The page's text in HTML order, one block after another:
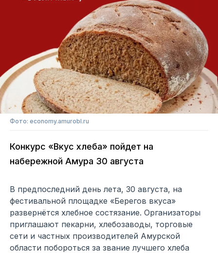
Фото: economy.amurobl.ru
Конкурс «Вкус хлеба» пойдет на
набережной Амура 30 августа
В предпоследний день лета, 30 августа, на
фестивальной площадке «Берегов вкуса»
развернётся хлебное состязание. Организаторы
приглашают пекарни, хлебозаводы, торговые
сети и частных производителей Амурской
области побороться за звание лучшего хлеба